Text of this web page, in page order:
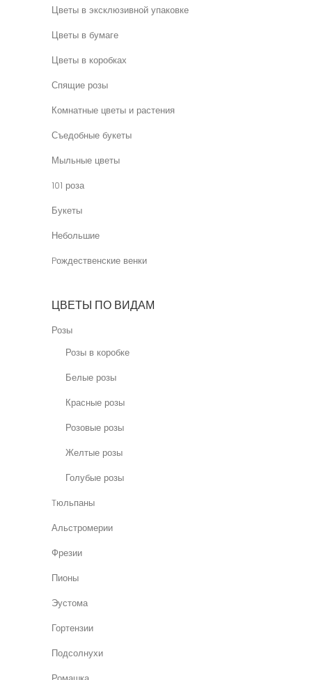
Цветы в эксклюзивной упаковке
Цветы в бумаге
Цветы в коробках
Спящие розы
Комнатные цветы и растения
Съедобные букеты
Мыльные цветы
101 роза
Букеты
Небольшие
Pождественские венки
ЦВЕТЫ ПО ВИДАМ
Розы
Розы в коробке
Белые розы
Красные розы
Розовые розы
Желтые розы
Голубые розы
Tюльпаны
Альстромерии
Фрезии
Пионы
Эустома
Гортензии
Подсолнухи